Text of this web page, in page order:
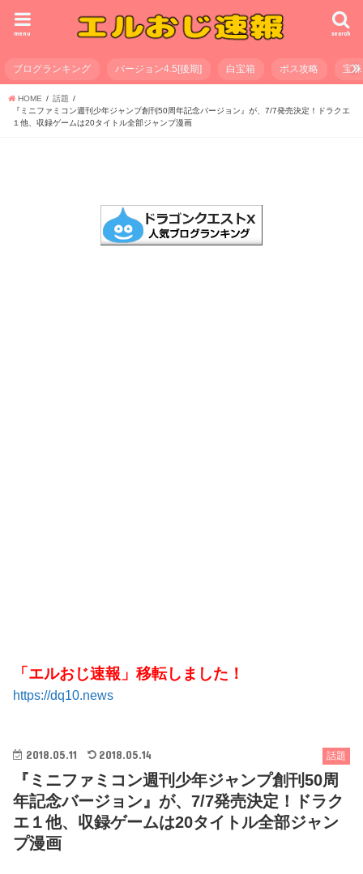
search
menu
ブログランキング バージョン4.5[後期] 白宝箱 ボス攻略 宝珠
HOME
話題
『ミニファミコン週刊少年ジャンプ創刊50周年記念バージョン』が、7/7発売決定！ドラクエ
１他、収録ゲームは20タイトル全部ジャンプ漫画
「エルおじ速報」移転しました！
https://dq10.news
話題
2018.05.11 2018.05.14
『ミニファミコン週刊少年ジャンプ創刊50周
年記念バージョン』が、7/7発売決定！ドラク
エ１他、収録ゲームは20タイトル全部ジャン
プ漫画